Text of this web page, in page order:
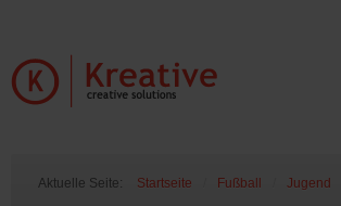
Aktuelle Seite: Startseite Fußball Jugend